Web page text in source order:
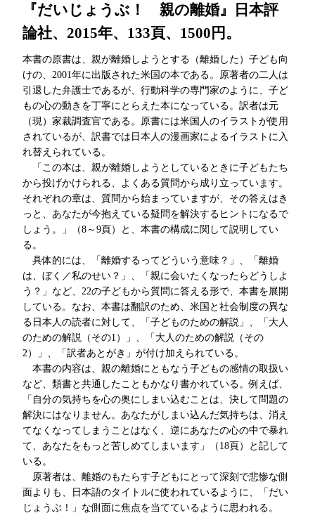
『だいじょうぶ！ 親の離婚』日本評
論社、2015年、133頁、1500円。
本書の原書は、親が離婚しようとする（離婚した）子ども向
けの、2001年に出版された米国の本である。原著者の二人は
引退した弁護士であるが、行動科学の専門家のように、子ど
もの心の動きを丁寧にとらえた本になっている。訳者は元
（現）家裁調査官である。原書には米国人のイラストが使用
されているが、訳書では日本人の漫画家によるイラストに入
れ替えられている。
「この本は、親が離婚しようとしているときに子どもたち
から投げかけられる、よくある質問から成り立っています。
それぞれの章は、質問から始まっていますが、その答えはき
っと、あなたが今抱えている疑問を解決するヒントになるで
しょう。」（8～9頁）と、本書の構成に関して説明してい
る。
具体的には、「離婚するってどういう意味？」、「離婚
は、ぼく／私のせい？」、「親に会いたくなったらどうしよ
う？」など、22の子どもから質問に答える形で、本書を展開
している。なお、本書は翻訳のため、米国と社会制度の異な
る日本人の読者に対して、「子どものための解説」、「大人
のための解説（その1）」、「大人のための解説（その
2）」、「訳者あとがき」が付け加えられている。
本書の内容は、親の離婚にともなう子どもの感情の取扱い
など、類書と共通したこともかなり書かれている。例えば、
「自分の気持ちを心の奥にしまい込むことは、決して問題の
解決にはなりません。あなたがしまい込んだ気持ちは、消え
てなくなってしまうことはなく、逆にあなたの心の中で暴れ
て、あなたをもっと苦しめてしまいます」（18頁）と記して
いる。
原著者は、離婚のもたらす子どもにとって深刻で悲惨な側
面よりも、日本語のタイトルに使われているように、「だい
じょうぶ！」な側面に焦点を当てているように思われる。